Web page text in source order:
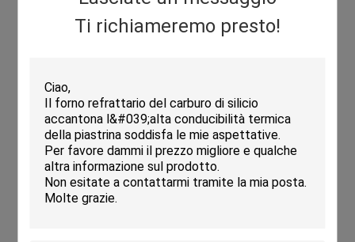
Ti richiameremo presto!
Applicazioni:
I ripiani per forni di cordierite KAMTAI sono fabbricati con la
liscio e una superficie non vetrata. Gli scaffali sono progettati
con un'eccellente resistenza agli urti termici fino a 200 ° C e
possono essere personalizzati in qualsiasi dimensione..Con
una capacità di fornitura di 500000 PCS/MONATO, KAMTAI
può fornire questi scaffali di cordierite di alta qualità a un
prezzo negoziabile.
Personalizzazione: